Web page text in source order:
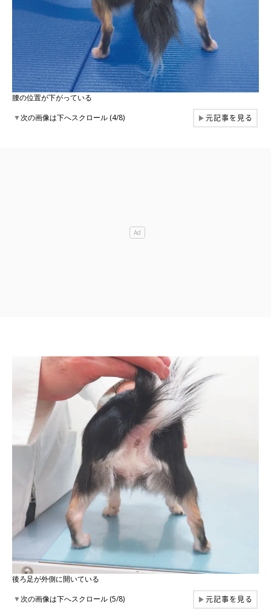
腰の位置が下がっている
▼次の画像は下へスクロール (4/8) ▶元記事を見る
後ろ足が外側に開いている
▼次の画像は下へスクロール (5/8) ▶元記事を見る